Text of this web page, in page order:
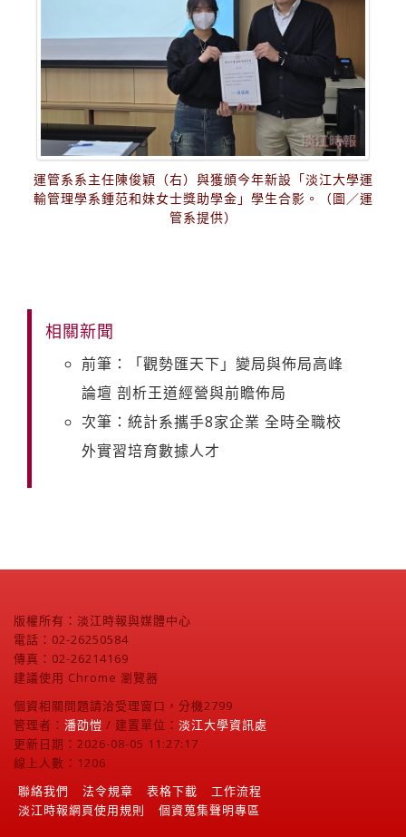
運管系系主任陳俊穎（右）與獲頒今年新設「淡江大學運
輸管理學系鍾范和妹女士獎助學金」學生合影。（圖／運
管系提供）
相關新聞
前筆：「觀勢匯天下」變局與佈局高峰
論壇 剖析王道經營與前瞻佈局
次筆：統計系攜手8家企業 全時全職校
外實習培育數據人才
版權所有：淡江時報與媒體中心
電話：02-26250584
傳真：02-26214169
建議使用 Chrome 瀏覽器
個資相關問題請洽受理窗口，分機2799
管理者： 潘劭愷 / 建置單位： 淡江大學資訊處
更新日期：2026-08-05 11:27:17
線上人數：1206
聯絡我們
法令規章 表格下載
工作流程
淡江時報網頁使用規則
個資蒐集聲明專區